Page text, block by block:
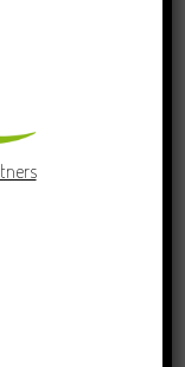
Verslag